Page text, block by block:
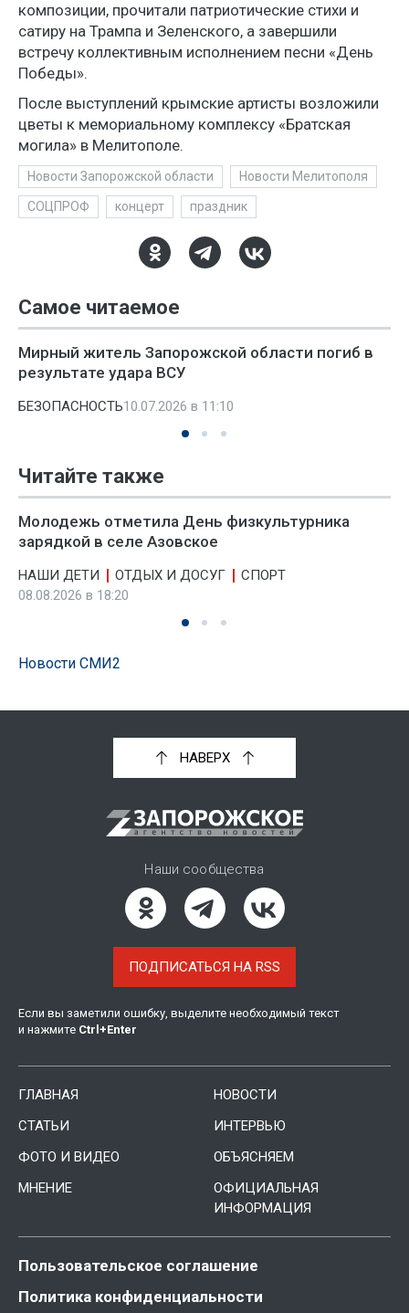
композиции, прочитали патриотические стихи и
сатиру на Трампа и Зеленского, а завершили
встречу коллективным исполнением песни «День
Победы».
После выступлений крымские артисты возложили
цветы к мемориальному комплексу «Братская
могила» в Мелитополе.
Новости Запорожской области Новости Мелитополя
СОЦПРОФ концерт праздник
Самое читаемое
Мирный житель Запорожской области погиб в
результате удара ВСУ
БЕЗОПАСНОСТЬ10.07.2026 в 11:10
Читайте также
Молодежь отметила День физкультурника
зарядкой в селе Азовское
НАШИ ДЕТИ ОТДЫХ И ДОСУГ
СПОРТ
08.08.2026 в 18:20
Новости СМИ2
НАВЕРХ
Наши сообщества
ПОДПИСАТЬСЯ НА RSS
Если вы заметили ошибку, выделите необходимый текст
и нажмите Ctrl +Enter
ГЛАВНАЯ
НОВОСТИ
СТАТЬИ
ИНТЕРВЬЮ
ФОТО И ВИДЕО
ОБЪЯСНЯЕМ
МНЕНИЕ
ОФИЦИАЛЬНАЯ
ИНФОРМАЦИЯ
Пользовательское соглашение
Политика конфиденциальности